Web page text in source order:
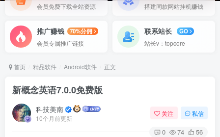
会员免费下载全站资源
搭建同款网站挂机赚钱
推广赚钱
70%分佣
会员专属推广链接
联系站长
GO
站长v：topcore
首页 精品软件 Android软件 正文
新概念英语7.0.0免费版
科技美南
10个月前更新
关注 私信
0 74 56